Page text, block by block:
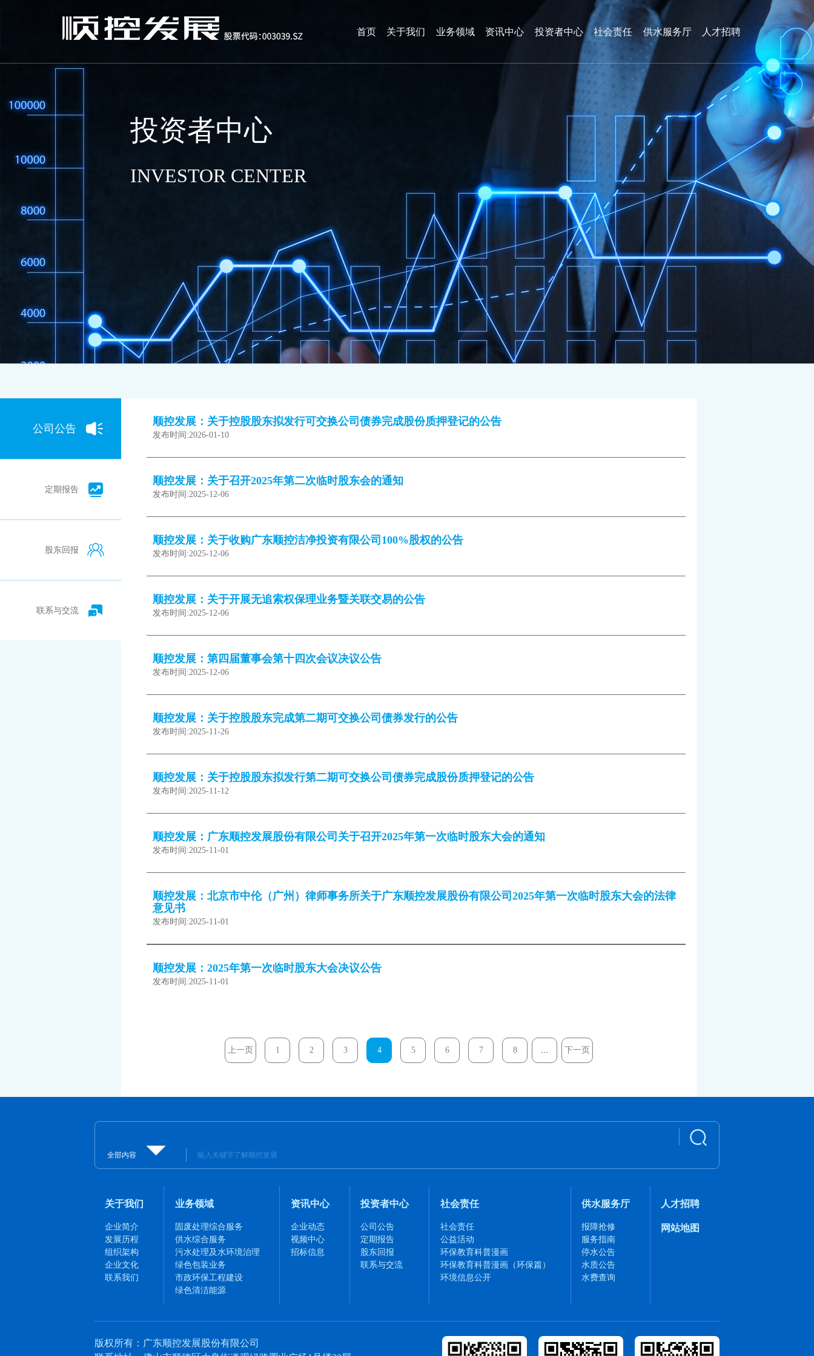
首页 关于我们 业务领域 资讯中心 投资者中心 社会责任 供水服务厅 人才招聘
投资者中心
INVESTOR CENTER
公司公告
定期报告
股东回报
联系与交流
顺控发展：关于控股股东拟发行可交换公司债券完成股份质押登记的公告
发布时间:2026-01-10
顺控发展：关于召开2025年第二次临时股东会的通知
发布时间:2025-12-06
顺控发展：关于收购广东顺控洁净投资有限公司100%股权的公告
发布时间:2025-12-06
顺控发展：关于开展无追索权保理业务暨关联交易的公告
发布时间:2025-12-06
顺控发展：第四届董事会第十四次会议决议公告
发布时间:2025-12-06
顺控发展：关于控股股东完成第二期可交换公司债券发行的公告
发布时间:2025-11-26
顺控发展：关于控股股东拟发行第二期可交换公司债券完成股份质押登记的公告
发布时间:2025-11-12
顺控发展：广东顺控发展股份有限公司关于召开2025年第一次临时股东大会的通知
发布时间:2025-11-01
顺控发展：北京市中伦（广州）律师事务所关于广东顺控发展股份有限公司2025年第一次临时股东大会的法律
意见书
发布时间:2025-11-01
顺控发展：2025年第一次临时股东大会决议公告
发布时间:2025-11-01
上一页 1 2 3 4 5 6 7 8 ... 下一页
向右滑动填充拼图
全部内容
关于我们
企业简介
发展历程
组织架构
企业文化
联系我们
业务领域
固废处理综合服务
供水综合服务
污水处理及水环境治理
绿色包装业务
市政环保工程建设
绿色清洁能源
资讯中心
企业动态
视频中心
招标信息
投资者中心
公司公告
定期报告
股东回报
联系与交流
社会责任
社会责任
公益活动
环保教育科普漫画
环保教育科普漫画（环保篇）
环境信息公开
供水服务厅
报障抢修
服务指南
停水公告
水质公告
水费查询
人才招聘
网站地图
版权所有：广东顺控发展股份有限公司